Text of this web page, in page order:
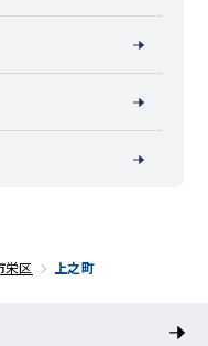
栄区 上之町